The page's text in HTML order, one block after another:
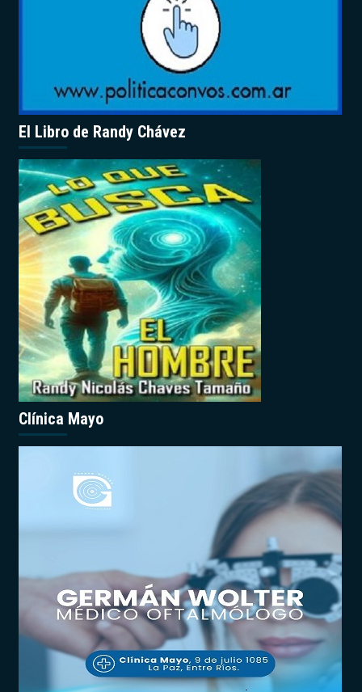
El Libro de Randy Chávez
Clínica Mayo